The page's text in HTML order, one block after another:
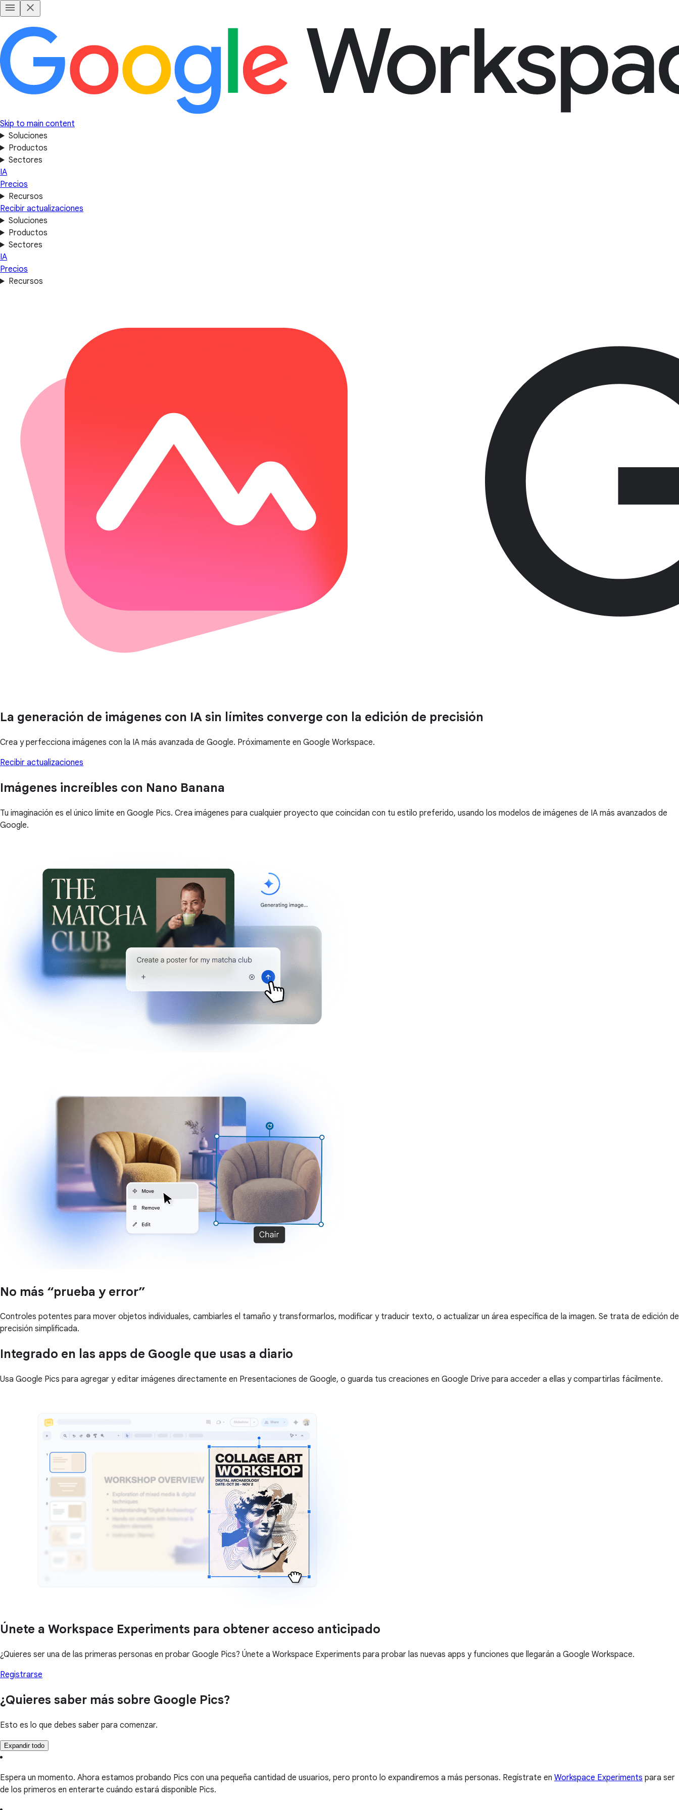
Skip to main content
Soluciones
Productos
Sectores
IA
Precios
Recursos
Recibir actualizaciones
Soluciones
Productos
Sectores
IA
Precios
Recursos
La generación de imágenes con IA sin límites converge con la edición de precisión
Crea y perfecciona imágenes con la IA más avanzada de Google. Próximamente en Google Workspace.
Recibir actualizaciones
Imágenes increíbles con Nano Banana
Tu imaginación es el único límite en Google Pics. Crea imágenes para cualquier proyecto que coincidan con tu estilo preferido, usando los modelos de imágenes de IA más avanzados de
Google.
No más “prueba y error”
Controles potentes para mover objetos individuales, cambiarles el tamaño y transformarlos, modificar y traducir texto, o actualizar un área específica de la imagen. Se trata de edición de
precisión simplificada.
Integrado en las apps de Google que usas a diario
Usa Google Pics para agregar y editar imágenes directamente en Presentaciones de Google, o guarda tus creaciones en Google Drive para acceder a ellas y compartirlas fácilmente.
Únete a Workspace Experiments para obtener acceso anticipado
¿Quieres ser una de las primeras personas en probar Google Pics? Únete a Workspace Experiments para probar las nuevas apps y funciones que llegarán a Google Workspace.
Registrarse
¿Quieres saber más sobre Google Pics?
Esto es lo que debes saber para comenzar.
Expandir todo
Espera un momento. Ahora estamos probando Pics con una pequeña cantidad de usuarios, pero pronto lo expandiremos a más personas. Regístrate en Workspace Experiments para ser
de los primeros en enterarte cuándo estará disponible Pics.